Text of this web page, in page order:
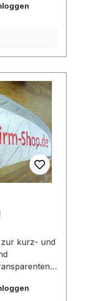
auf
zur kurz- und
empfohlen.